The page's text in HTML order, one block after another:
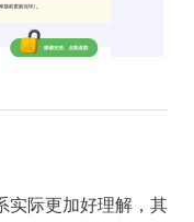
实际更加好理解，其